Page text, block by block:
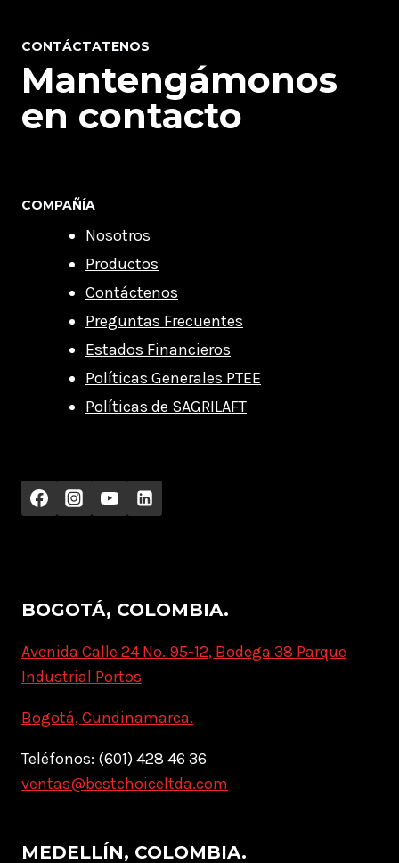
CONTÁCTATENOS
Mantengámonos
en contacto
COMPAÑÍA
Nosotros
Productos
Contáctenos
Preguntas Frecuentes
Estados Financieros
Políticas Generales PTEE
Políticas de SAGRILAFT
BOGOTÁ, COLOMBIA.
Avenida Calle 24 No. 95-12, Bodega 38 Parque
Industrial Portos
Bogotá, Cundinamarca.
Teléfonos: (601) 428 46 36
ventas@bestchoiceltda.com
MEDELLÍN, COLOMBIA.